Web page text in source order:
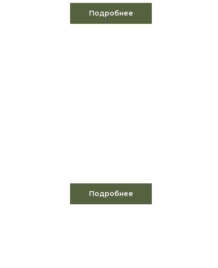
Подробнее
Подробнее